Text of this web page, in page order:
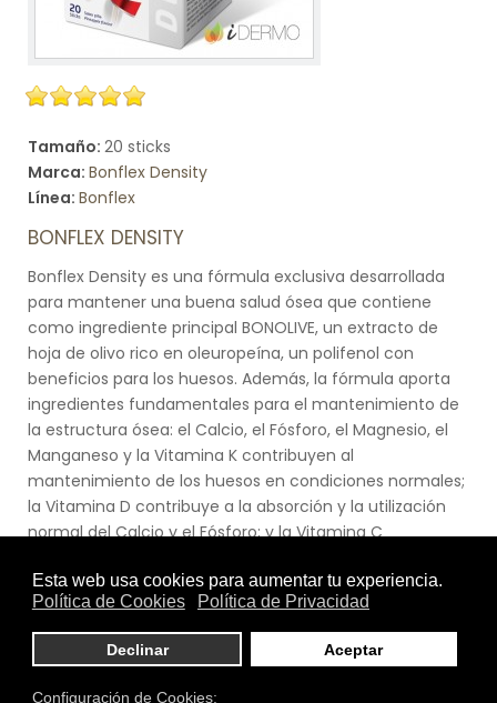
Tamaño: 20 sticks
Marca: Bonflex Density
Línea: Bonflex
BONFLEX DENSITY
Bonflex Density es una fórmula exclusiva desarrollada
para mantener una buena salud ósea que contiene
como ingrediente principal BONOLIVE, un extracto de
hoja de olivo rico en oleuropeína, un polifenol con
beneficios para los huesos. Además, la fórmula aporta
ingredientes fundamentales para el mantenimiento de
la estructura ósea: el Calcio, el Fósforo, el Magnesio, el
Manganeso y la Vitamina K contribuyen al
mantenimiento de los huesos en condiciones normales;
la Vitamina D contribuye a la absorción y la utilización
normal del Calcio y el Fósforo; y la Vitamina C
funcionamiento normal de los huesos.Bonflex Density se
completa con Vitamina B5 para ayudar a disminuir el
cansancio y la fatiga, e Inulina.Este producto ha sido
elaborado bajo rigurosos estándares farmacéuticos